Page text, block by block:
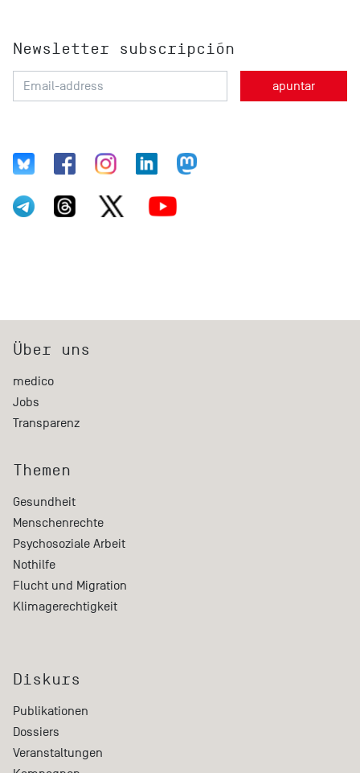
Newsletter subscripción
Über uns
medico
Jobs
Transparenz
Themen
Gesundheit
Menschenrechte
Psychosoziale Arbeit
Nothilfe
Flucht und Migration
Klimagerechtigkeit
Diskurs
Publikationen
Dossiers
Veranstaltungen